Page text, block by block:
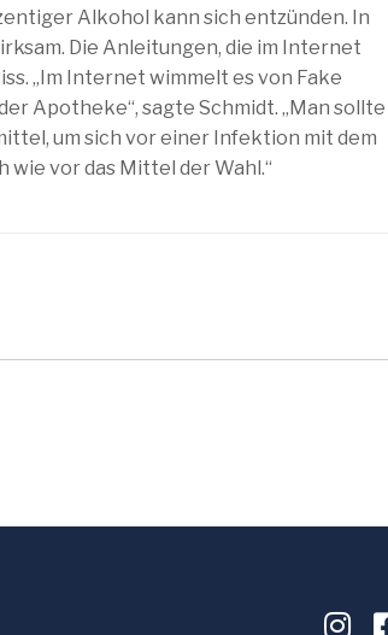
Alkohol kann sich entzünden. In
Die Anleitungen, die im Internet
„Im Internet wimmelt es von Fake
Apotheke“, sagte Schmidt. „Man sollte
um sich vor einer Infektion mit dem
wie vor das Mittel der Wahl.“